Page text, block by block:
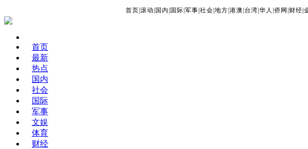
首页 滚动 国内 国际 军事 社会 地方 港澳 台湾 华人 侨网 财经
首页
最新
热点
国内
社会
国际
军事
文娱
体育
财经